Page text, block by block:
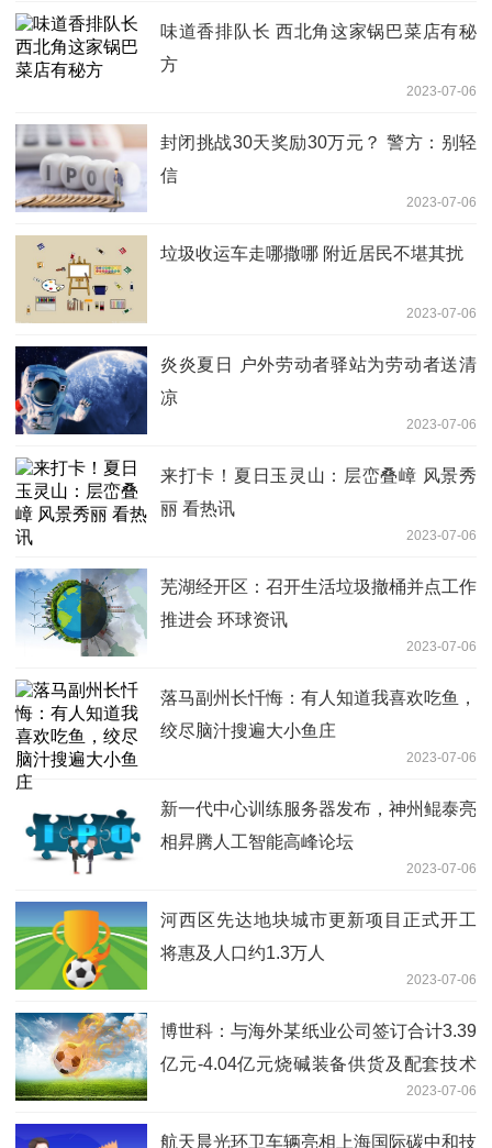
味道香排队长 西北角这家锅巴菜店有秘
方
2023-07-06
封闭挑战30天奖励30万元？ 警方：别轻
信
2023-07-06
垃圾收运车走哪撒哪 附近居民不堪其扰
2023-07-06
炎炎夏日 户外劳动者驿站为劳动者送清
凉
2023-07-06
来打卡！夏日玉灵山：层峦叠嶂 风景秀
丽 看热讯
2023-07-06
芜湖经开区：召开生活垃圾撤桶并点工作
推进会 环球资讯
2023-07-06
落马副州长忏悔：有人知道我喜欢吃鱼，
绞尽脑汁搜遍大小鱼庄
2023-07-06
新一代中心训练服务器发布，神州鲲泰亮
相昇腾人工智能高峰论坛
2023-07-06
河西区先达地块城市更新项目正式开工
将惠及人口约1.3万人
2023-07-06
博世科：与海外某纸业公司签订合计3.39
亿元-4.04亿元烧碱装备供货及配套技术
2023-07-06
航天晨光环卫车辆亮相上海国际碳中和技